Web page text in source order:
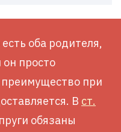
оба родителя,
просто
при
В ст.
обязаны